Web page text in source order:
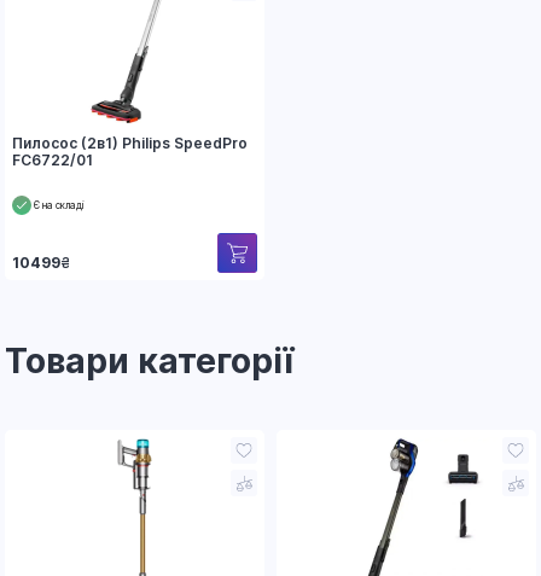
Пилосос (2в1) Philips SpeedPro
FC6722/01
Є на складі
10499₴
Товари категорії